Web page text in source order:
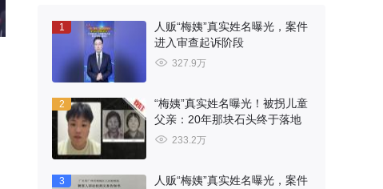
1
人贩“梅姨”真实姓名曝光，案件
进入审查起诉阶段
327.9万
2
“梅姨”真实姓名曝光！被拐儿童
父亲：20年那块石头终于落地
233.2万
3
人贩“梅姨”真实姓名曝光，案件